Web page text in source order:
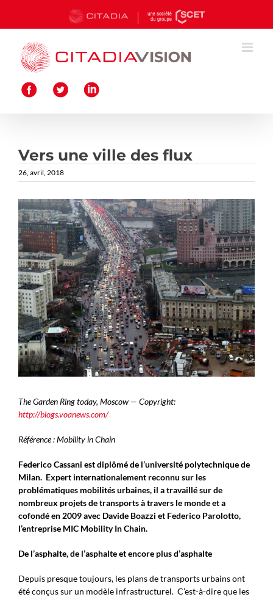
contenu
Vers une ville des flux
26, avril, 2018
The Garden Ring today, Moscow — Copyright:
http://blogs.voanews.com/
Référence : Mobility in Chain
Federico Cassani est diplômé de l’université polytechnique de
Milan. Expert internationalement reconnu sur les
problématiques mobilités urbaines, il a travaillé sur de
nombreux projets de transports à travers le monde et a
cofondé en 2009 avec Davide Boazzi et Federico Parolotto,
l’entreprise MIC Mobility In Chain.
De l’asphalte, de l’asphalte et encore plus d’asphalte
Depuis presque toujours, les plans de transports urbains ont
été conçus sur un modèle infrastructurel. C’est-à-dire que les